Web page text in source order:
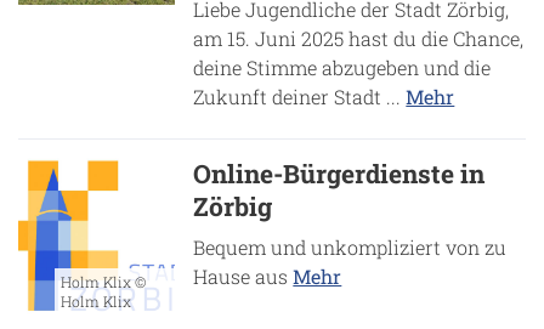
Liebe Jugendliche der Stadt Zörbig,
am 15. Juni 2025 hast du die Chance,
deine Stimme abzugeben und die
Zukunft deiner Stadt ...Mehr
Online-Bürgerdienste in
Zörbig
Bequem und unkompliziert von zu
Hause ausMehr
Holm Klix ©
Holm Klix